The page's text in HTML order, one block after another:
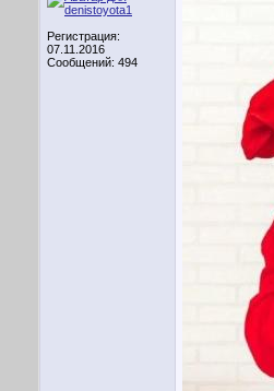
Регистрация:
07.11.2016
Сообщений: 494